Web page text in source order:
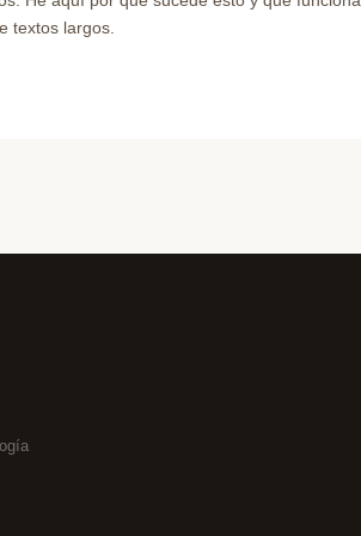
textos largos.